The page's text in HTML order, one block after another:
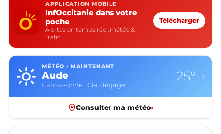
APPLICATION MOBILE
InfOccitanie dans votre
poche
Alertes en temps réel, météo &
trafic
Télécharger
MÉTÉO · MAINTENANT
Aude
Carcassonne · Ciel dégagé
25° ›
Consulter ma météo›